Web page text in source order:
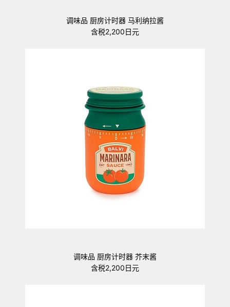
调味品 厨房计时器 马利纳拉酱
含税2,200日元
调味品 厨房计时器 芥末酱
含税2,200日元